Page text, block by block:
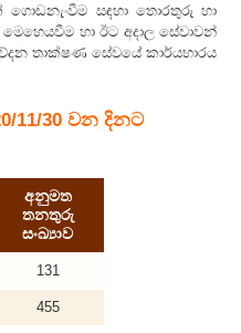
සඳහා තොරතුරු හා
හා ඊට අදාල සේවාවන්
තාක්ෂණ සේවයේ කාර්යභාරය
11/30 වන දිනට
අනුමත
තනතුරු
සංඛ්‍යාව
131
455